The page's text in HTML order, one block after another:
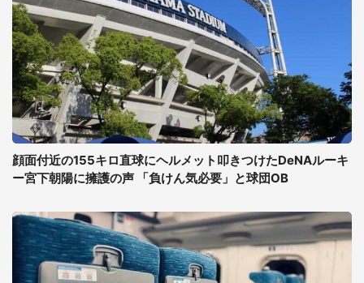
顔面付近の155キロ直球にヘルメット叩きつけたDeNAルーキ
ー宮下朝陽に擁護の声 「負けん気必要」と球団OB